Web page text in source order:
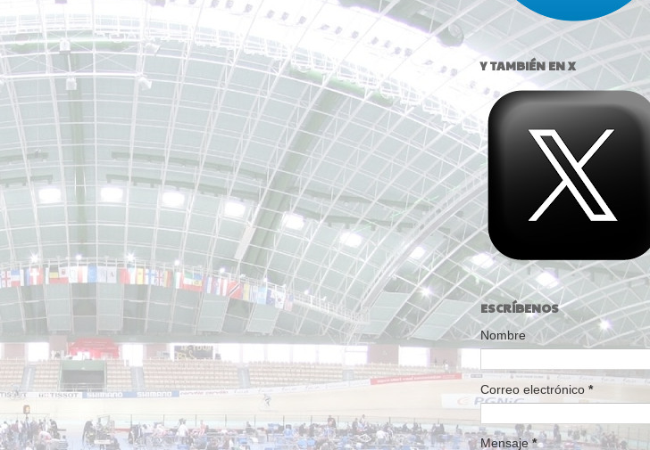
Y TAMBIÉN EN X
ESCRÍBENOS
Nombre
Correo electrónico *
Mensaje*